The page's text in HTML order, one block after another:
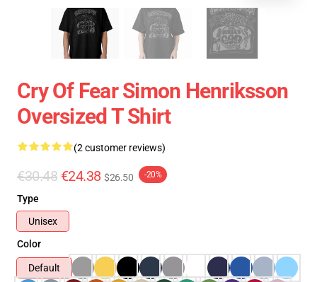
Cry Of Fear Simon Henriksson
Oversized T Shirt
(2 customer reviews)
€30.48 €24.38 $26.50 -20%
Type
Unisex
Color
Default